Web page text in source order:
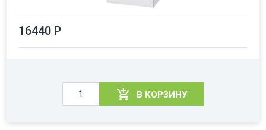
16440 Р
В КОРЗИНУ